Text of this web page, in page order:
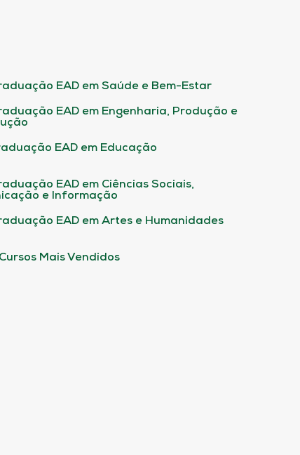
EAD em Saúde e Bem-Estar
EAD em Engenharia, Produção e
EAD em Educação
EAD em Ciências Sociais,
e Informação
EAD em Artes e Humanidades
Mais Vendidos